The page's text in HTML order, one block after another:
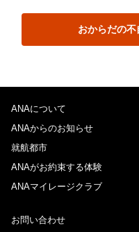
おからだの
ANAについて
ANAからのお知らせ
就航都市
ANAがお約束する体験
ANAマイレージクラブ
お問い合わせ